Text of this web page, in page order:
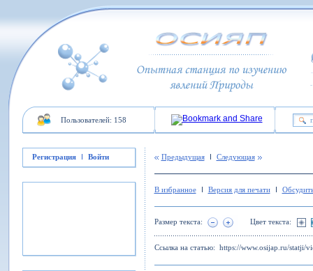
Пользователей: 158
Регистрация Войти Предыдущая Следующая
В избранное Версия для печати
Размер текста: Цвет текста:
Ссылка на статью: https://www.osijap.ru/statji/